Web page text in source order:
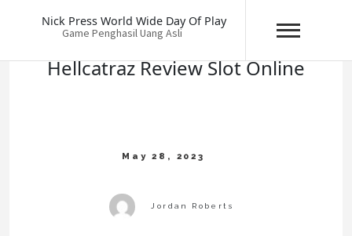
Nick Press World Wide Day Of Play
Game Penghasil Uang Asli
Hellcatraz Review Slot Online